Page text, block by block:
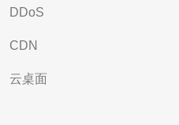
DDoS
CDN
云桌面